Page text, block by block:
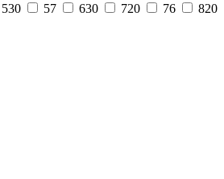
530 57 630 720 76
820